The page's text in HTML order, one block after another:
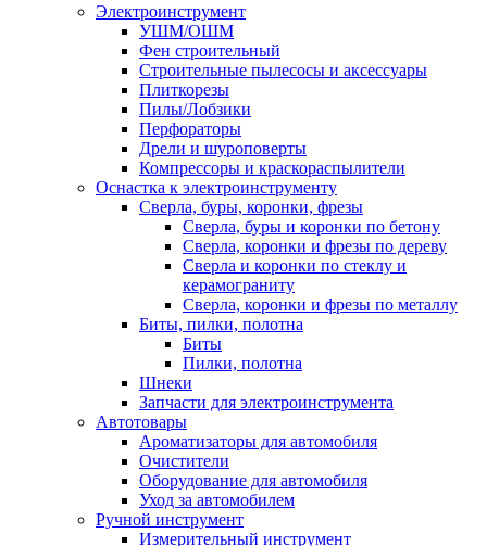
Электроинструмент
УШМ/ОШМ
Фен строительный
Строительные пылесосы и аксессуары
Плиткорезы
Пилы/Лобзики
Перфораторы
Дрели и шуроповерты
Компрессоры и краскораспылители
Оснастка к электроинструменту
Сверла, буры, коронки, фрезы
Сверла, буры и коронки по бетону
Сверла, коронки и фрезы по дереву
Сверла и коронки по стеклу и
керамограниту
Сверла, коронки и фрезы по металлу
Биты, пилки, полотна
Биты
Пилки, полотна
Шнеки
Запчасти для электроинструмента
Автотовары
Ароматизаторы для автомобиля
Очистители
Оборудование для автомобиля
Уход за автомобилем
Ручной инструмент
Измерительный инструмент